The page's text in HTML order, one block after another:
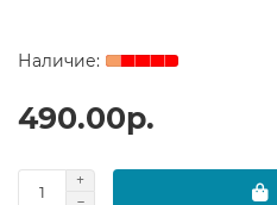
490.00р.